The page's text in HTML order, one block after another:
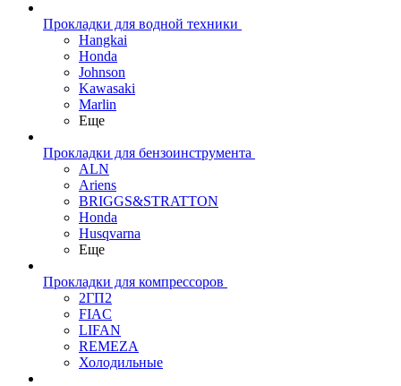
Прокладки для водной техники
Hangkai
Honda
Johnson
Kawasaki
Marlin
Еще
Прокладки для бензоинструмента
ALN
Ariens
BRIGGS&STRATTON
Honda
Husqvarna
Еще
Прокладки для компрессоров
2ГП2
FIAC
LIFAN
REMEZA
Холодильные